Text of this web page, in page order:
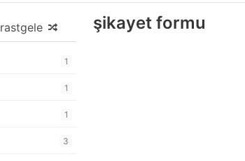
rastgele
1
1
1
3
şikayet formu